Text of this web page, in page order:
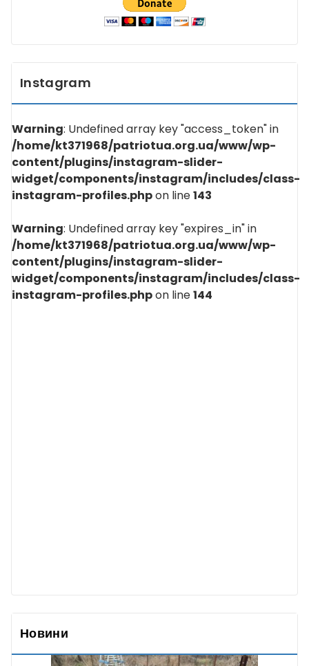
Instagram
Warning: Undefined array key "access_token" in
/home/kt371968/patriotua.org.ua/www/wp-
content/plugins/instagram-slider-
widget/components/instagram/includes/class-
instagram-profiles.phpon line143
Warning: Undefined array key "expires_in" in
/home/kt371968/patriotua.org.ua/www/wp-
content/plugins/instagram-slider-
widget/components/instagram/includes/class-
instagram-profiles.phpon line144
Новини